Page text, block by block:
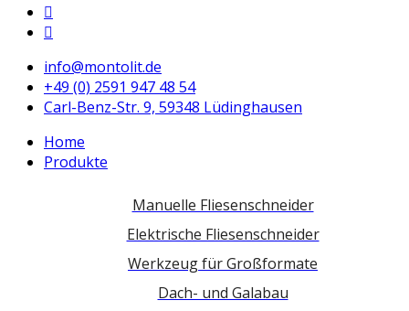
info@montolit.de
+49 (0) 2591 947 48 54
Carl-Benz-Str. 9, 59348 Lüdinghausen
Home
Produkte
Manuelle Fliesenschneider
Elektrische Fliesenschneider
Werkzeug für Großformate
Dach- und Galabau